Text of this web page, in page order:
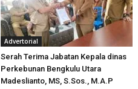
Advertorial
Serah Terima Jabatan Kepala dinas
Perkebunan Bengkulu Utara
Madeslianto, MS, S.Sos., M.A.P